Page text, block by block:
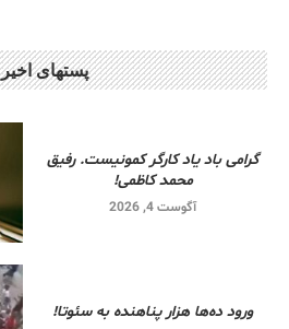
پستهای اخیر
گرامی باد یاد کارگر کمونیست. رفیق
محمد کاظمی!
آگوست 4, 2026
ورود ده‌ها هزار پناهنده به سئوتا!